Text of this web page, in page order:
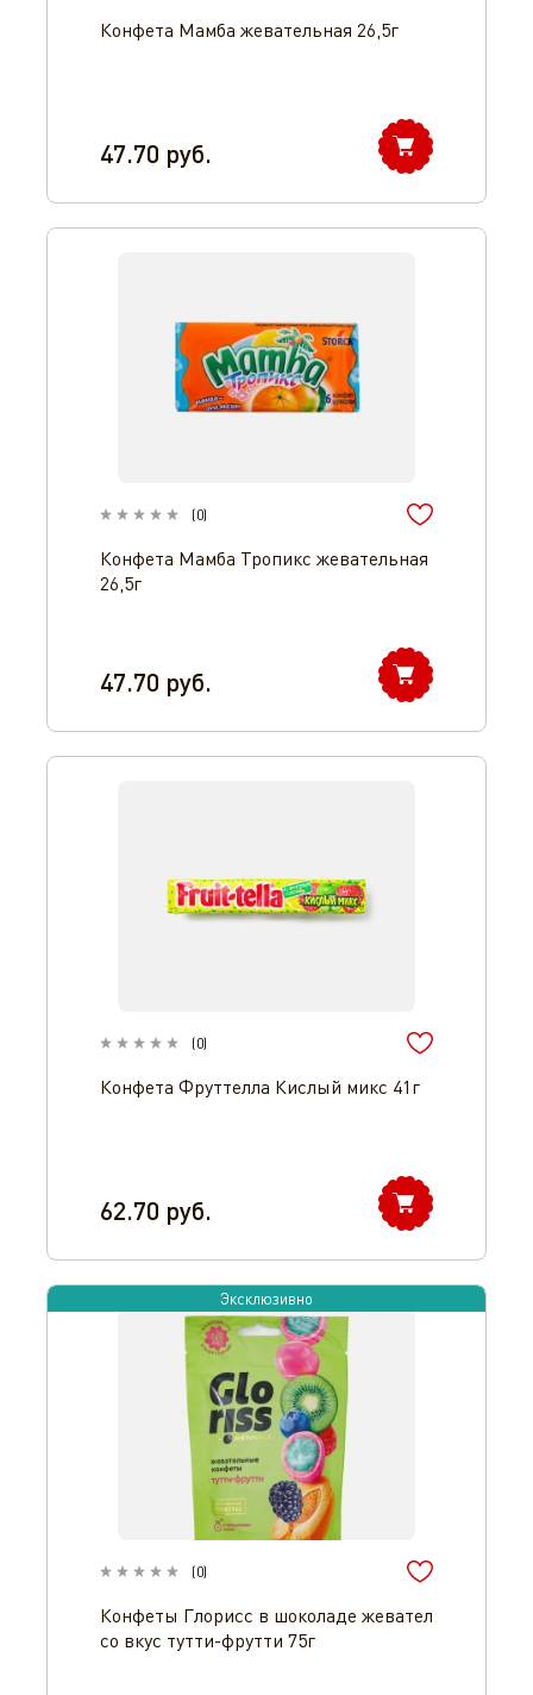
Конфета Мамба жевательная 26,5г
47.70 руб.
(0)
Конфета Мамба Тропикс жевательная
26,5г
47.70 руб.
(0)
Конфета Фруттелла Кислый микс 41г
62.70 руб.
Эксклюзивно
(0)
Конфеты Глорисс в шоколаде жевател
со вкус тутти-фрутти 75г